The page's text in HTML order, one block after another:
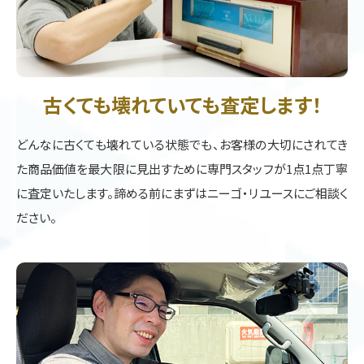
古くても壊れていても査定します！
どんなに古くても壊れている状態でも、お客様の大切にされてき
た商品価値を最大限に見出すために専門スタッフが1点1点丁寧
に査定いたします。諦める前にまずはニーゴ・リユースにご相談く
ださい。